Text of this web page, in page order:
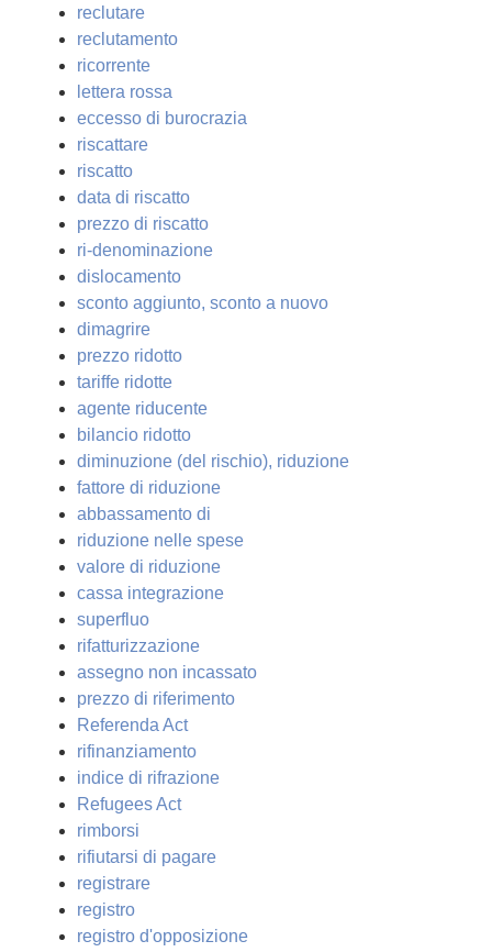
reclutare
reclutamento
ricorrente
lettera rossa
eccesso di burocrazia
riscattare
riscatto
data di riscatto
prezzo di riscatto
ri-denominazione
dislocamento
sconto aggiunto, sconto a nuovo
dimagrire
prezzo ridotto
tariffe ridotte
agente riducente
bilancio ridotto
diminuzione (del rischio), riduzione
fattore di riduzione
abbassamento di
riduzione nelle spese
valore di riduzione
cassa integrazione
superfluo
rifatturizzazione
assegno non incassato
prezzo di riferimento
Referenda Act
rifinanziamento
indice di rifrazione
Refugees Act
rimborsi
rifiutarsi di pagare
registrare
registro
registro d'opposizione